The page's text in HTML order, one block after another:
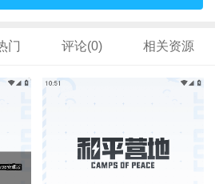
门 评论(0) 相关资源